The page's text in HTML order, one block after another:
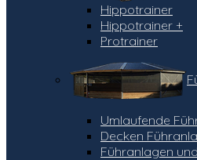
Hippotrainer
Hippotrainer +
Protrainer
Umlaufende
Decken
Führanlagen